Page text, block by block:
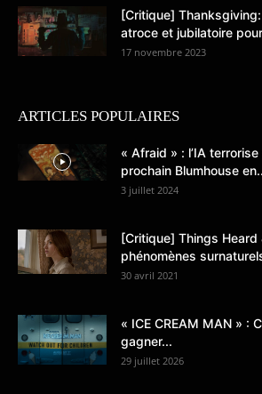
[Critique]
atroce et jubilatoire
17 novembre 2023
ARTICLES POPULAIRES
« Afraid » : l’IA
prochain Blumhouse
3 juillet 2024
[Critique] Things Heard
phénomènes
30 avril 2021
« ICE CREAM MAN » :
gagner...
29 juillet 2026